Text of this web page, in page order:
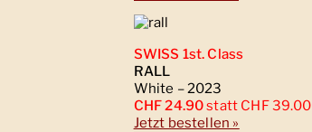
SWISS 1st. Class
RALL
White – 2023
CHF 24.90statt CHF 39.00
Jetzt bestellen »